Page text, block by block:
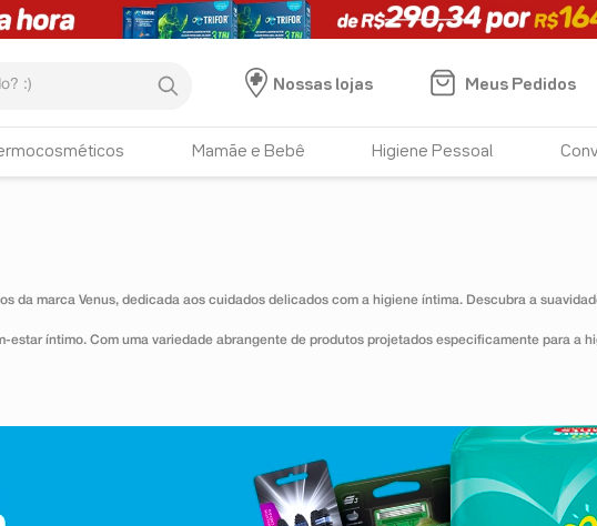
Nossas lojas
Meus Pedidos
Mamãe e Bebê Higiene Pessoal
da marca Venus, dedicada aos cuidados delicados com a higiene íntima. Descubra a
estar íntimo. Com uma variedade abrangente de produtos projetados especificamente para a